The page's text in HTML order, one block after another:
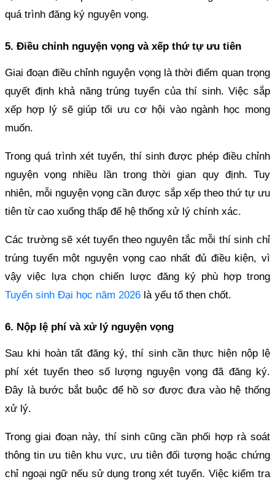
quá trình đăng ký nguyện vọng.
5. Điều chỉnh nguyện vọng và xếp thứ tự ưu tiên
Giai đoạn điều chỉnh nguyện vọng là thời điểm quan trọng
quyết định khả năng trúng tuyển của thí sinh. Việc sắp
xếp hợp lý sẽ giúp tối ưu cơ hội vào ngành học mong
muốn.
Trong quá trình xét tuyển, thí sinh được phép điều chỉnh
nguyện vọng nhiều lần trong thời gian quy định. Tuy
nhiên, mỗi nguyện vọng cần được sắp xếp theo thứ tự ưu
tiên từ cao xuống thấp để hệ thống xử lý chính xác.
Các trường sẽ xét tuyển theo nguyên tắc mỗi thí sinh chỉ
trúng tuyển một nguyện vọng cao nhất đủ điều kiện, vì
vậy việc lựa chọn chiến lược đăng ký phù hợp trong
Tuyển sinh Đại học năm 2026 là yếu tố then chốt.
6. Nộp lệ phí và xử lý nguyện vọng
Sau khi hoàn tất đăng ký, thí sinh cần thực hiện nộp lệ
phí xét tuyển theo số lượng nguyện vọng đã đăng ký.
Đây là bước bắt buộc để hồ sơ được đưa vào hệ thống
xử lý.
Trong giai đoạn này, thí sinh cũng cần phối hợp rà soát
thông tin ưu tiên khu vực, ưu tiên đối tượng hoặc chứng
chỉ ngoại ngữ nếu sử dụng trong xét tuyển. Việc kiểm tra